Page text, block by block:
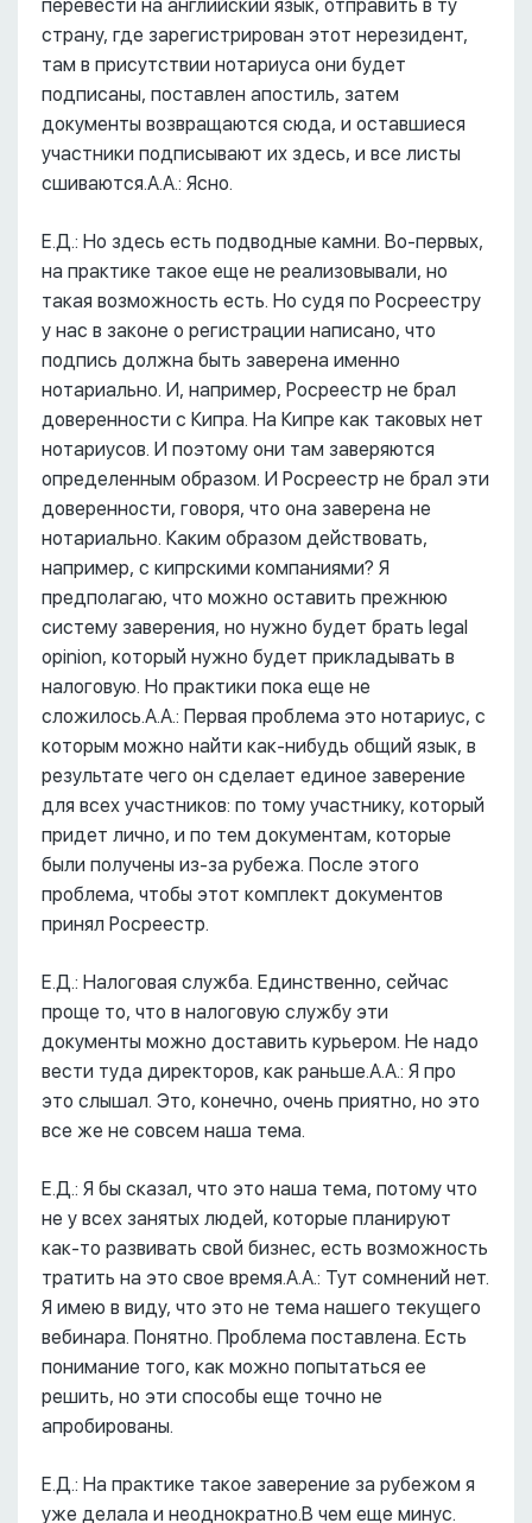
перевести на английский язык, отправить в ту
страну, где зарегистрирован этот нерезидент,
там в присутствии нотариуса они будет
подписаны, поставлен апостиль, затем
документы возвращаются сюда, и оставшиеся
участники подписывают их здесь, и все листы
сшиваются.А.А.: Ясно.
Е.Д.: Но здесь есть подводные камни. Во-первых,
на практике такое еще не реализовывали, но
такая возможность есть. Но судя по Росреестру
у нас в законе о регистрации написано, что
подпись должна быть заверена именно
нотариально. И, например, Росреестр не брал
доверенности с Кипра. На Кипре как таковых нет
нотариусов. И поэтому они там заверяются
определенным образом. И Росреестр не брал эти
доверенности, говоря, что она заверена не
нотариально. Каким образом действовать,
например, с кипрскими компаниями? Я
предполагаю, что можно оставить прежнюю
систему заверения, но нужно будет брать legal
opinion, который нужно будет прикладывать в
налоговую. Но практики пока еще не
сложилось.А.А.: Первая проблема это нотариус, с
которым можно найти как-нибудь общий язык, в
результате чего он сделает единое заверение
для всех участников: по тому участнику, который
придет лично, и по тем документам, которые
были получены из-за рубежа. После этого
проблема, чтобы этот комплект документов
принял Росреестр.
Е.Д.: Налоговая служба. Единственно, сейчас
проще то, что в налоговую службу эти
документы можно доставить курьером. Не надо
вести туда директоров, как раньше.А.А.: Я про
это слышал. Это, конечно, очень приятно, но это
все же не совсем наша тема.
Е.Д.: Я бы сказал, что это наша тема, потому что
не у всех занятых людей, которые планируют
как-то развивать свой бизнес, есть возможность
тратить на это свое время.А.А.: Тут сомнений нет.
Я имею в виду, что это не тема нашего текущего
вебинара. Понятно. Проблема поставлена. Есть
понимание того, как можно попытаться ее
решить, но эти способы еще точно не
апробированы.
Е.Д.: На практике такое заверение за рубежом я
уже делала и неоднократно.В чем еще минус.